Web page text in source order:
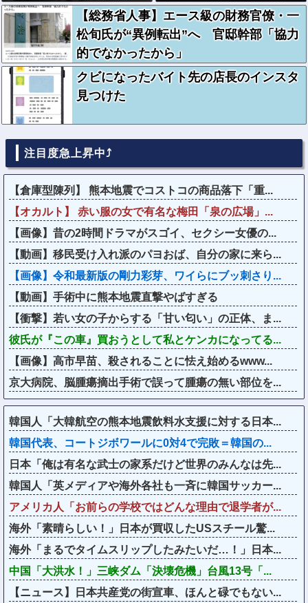
果・・・
Tなんておらんよな？よな？w w w
w w w w w w w w
【総務省人事】エース級の財務官僚・一
松旬氏が“異例転出”へ 官邸幹部「協力
的でなかったから」
クビになったバイト先の店長のインスタ
見つけた
注目度急上昇中⤴
【倉庫型陳列】 熊本地震でコストコの商品落下「重...
【オカルト】 赤い服の女で有名な梅田「泉の広場」...
【画像】昔の2時間ドラマがスゴイ、セクシー女優の...
【動画】移民受け入れ派のパヨおば、自分の家に来ら...
【画像】令和最新版の剛力彩芽、ワイらにブッ刺さり...
【動画】手術中に熊本地震直撃やばすぎる
【衝撃】若い女の子からする「甘い匂い」の正体、ま...
彼氏が『この車』買おうとして私とケンカになってる...
【画像】高市早苗、殺されることに怯え始めるwww...
京大病院、脳腫瘍摘出手術で誤って腫瘍の無い部位を...
韓国人「大韓航空の熊本地震飲料水支援に対する日本...
韓国代表、コートジボワールに0対4で完敗＝韓国の...
日本「俺は有名な武士の家系だけど世界のみんなは先...
韓国人「英メディアや海外各社も一斉に韓国サッカー...
アメリカ人「お前らの学校ではどんな理由で退学者が...
海外「素晴らしい！」日本が買収したUSスチール驚...
海外「まるでタイムスリップしたみたいだ…！」日本...
中国「大洪水！」三峡ダム「決壊危機」台風13号「...
【ニュース】日本共産党の街宣車、ほんと碌でもない...